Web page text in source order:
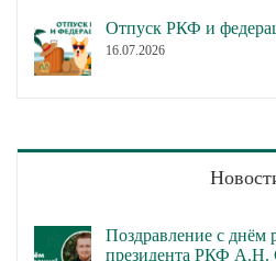
Отпуск РКФ и
16.07.2026
Поздравление с днём
президента РКФ А.Н.